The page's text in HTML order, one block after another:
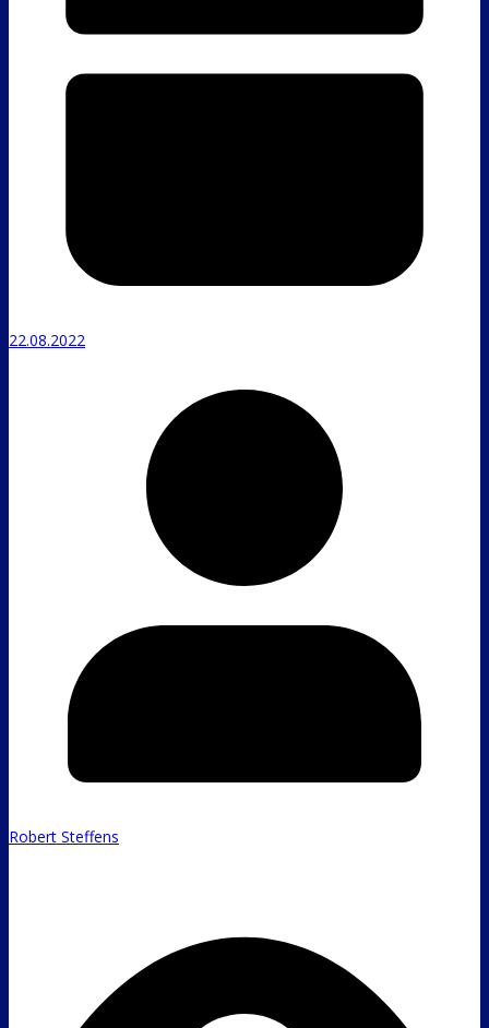
22.08.2022
Robert Steffens